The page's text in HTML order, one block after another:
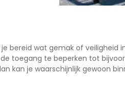
bereid wat gemak of veiligheid
toegang te beperken tot
kan je waarschijnlijk gewoon